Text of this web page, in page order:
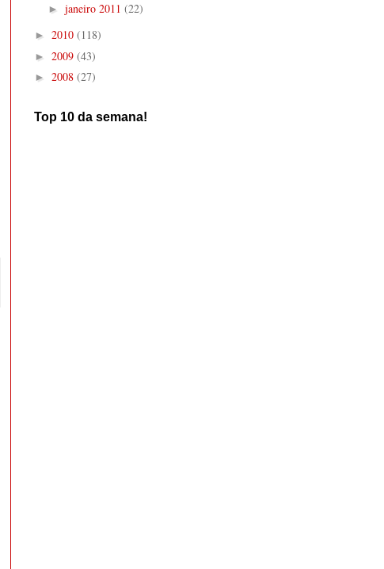
► janeiro 2011 (22)
► 2010 (118)
► 2009 (43)
► 2008 (27)
Top 10 da semana!